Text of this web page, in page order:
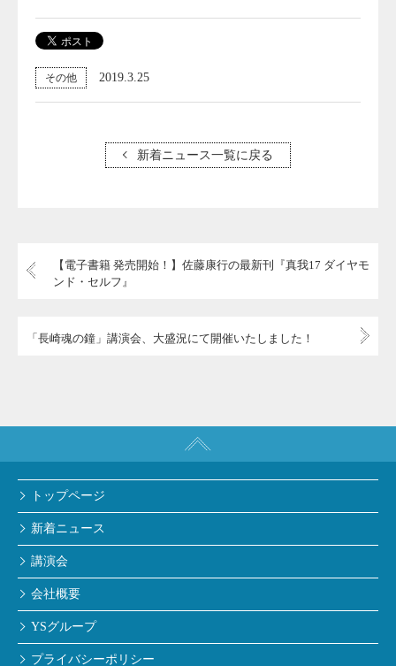
その他 2019.3.25
新着ニュース一覧に戻る
【電子書籍 発売開始！】佐藤康行の最新刊『真我17 ダイヤモ
ンド・セルフ』
「長崎魂の鐘」講演会、大盛況にて開催いたしました！
トップページ
新着ニュース
講演会
会社概要
YSグループ
プライバシーポリシー